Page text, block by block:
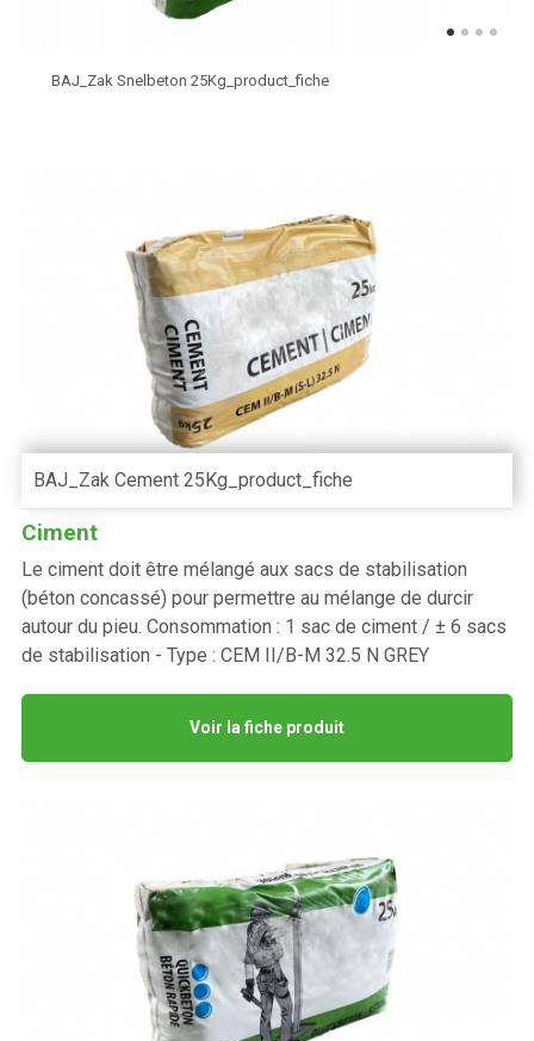
BAJ_Zak Snelbeton 25Kg_product_fiche
BAJ_Zak Cement 25Kg_product_fiche
Ciment
Le ciment doit être mélangé aux sacs de stabilisation
(béton concassé) pour permettre au mélange de durcir
autour du pieu. Consommation : 1 sac de ciment / ± 6 sacs
de stabilisation - Type : CEM II/B-M 32.5 N GREY
Voir la fiche produit